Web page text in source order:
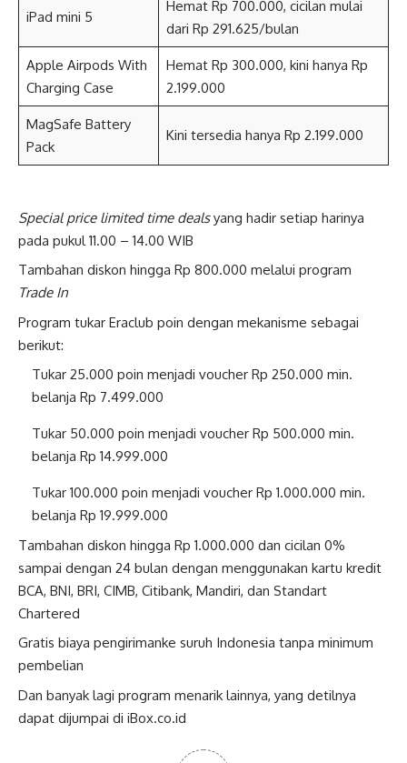
iPad mini 5
Hemat Rp 700.000, cicilan mulai
dari Rp 291.625/bulan
Apple Airpods With
Charging Case
Hemat Rp 300.000, kini hanya Rp
2.199.000
MagSafe Battery
Pack
Kini tersedia hanya Rp 2.199.000
Special price limited time dealsyang hadir setiap harinya
pada pukul 11.00 – 14.00 WIB
Tambahan diskon hingga Rp 800.000 melalui program
Trade In
Program tukar Eraclub poin dengan mekanisme sebagai
berikut:
Tukar 25.000 poin menjadi voucher Rp 250.000 min.
belanja Rp 7.499.000
Tukar 50.000 poin menjadi voucher Rp 500.000 min.
belanja Rp 14.999.000
Tukar 100.000 poin menjadi voucher Rp 1.000.000 min.
belanja Rp 19.999.000
Tambahan diskon hingga Rp 1.000.000 dan cicilan 0%
sampai dengan 24 bulan dengan menggunakan kartu kredit
BCA, BNI, BRI, CIMB, Citibank, Mandiri, dan Standart
Chartered
Gratis biaya pengirimanke suruh Indonesia tanpa minimum
pembelian
Dan banyak lagi program menarik lainnya, yang detilnya
dapat dijumpai di iBox.co.id